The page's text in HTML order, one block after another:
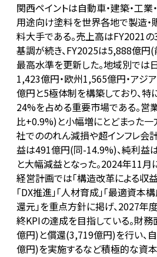
関西ペイントは自動車・建築・工
用途向け塗料を世界各地で製造・
料大手である。売上高はFY2021
基調が続き、FY2025は5,888億
最高水準を更新した。地域別では
1,423億円・欧州1,565億円・アジ
億円と5極体制を構築しており、特
24%を占める重要市場である。
比+0.9%)と小幅増にとどまった
社でののれん減損や超インフレ会
益は491億円(同-14.9%)、純利益
と大幅減益となった。2024年11
経営計画では「構造改革による収
「DX推進」「人材育成」「最適資
還元」を重点方針に掲げ、2027年
終KPIの達成を目指している。財
億円)と償還(3,719億円)を行い、
億円)を実施するなど積極的な資本